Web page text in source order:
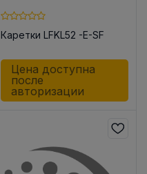
Каретки LFKL52 -E-SF
Цена доступна
после
авторизации